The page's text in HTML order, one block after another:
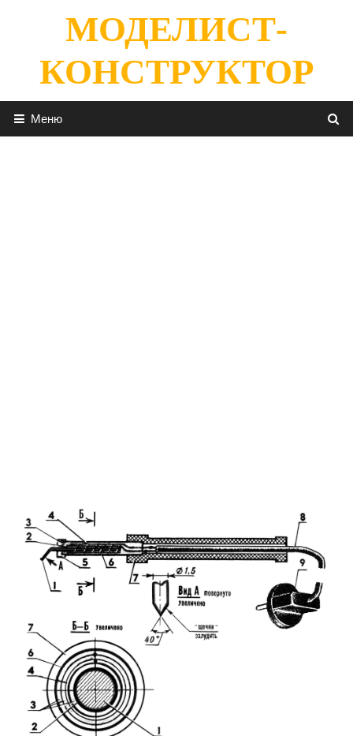
содержимомуМОДЕЛИСТ-
КОНСТРУКТОР
Меню